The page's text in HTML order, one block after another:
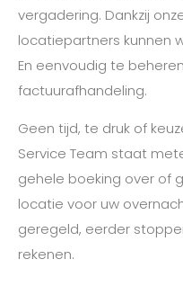
vergadering. Dankzij
locatiepartners kunnen
En eenvoudig te
factuurafhandeling.
Geen tijd, te druk of
Service Team staat
gehele boeking over of
locatie voor uw
geregeld, eerder
rekenen.